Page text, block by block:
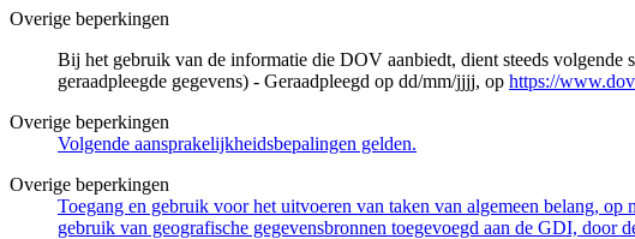
Overige beperkingen
Bij het gebruik van de informatie die DOV aanbiedt, dient steeds volgende
geraadpleegde gegevens) - Geraadpleegd op dd/mm/jjjj, op https://
Overige beperkingen
Volgende aansprakelijkheidsbepalingen gelden.
Overige beperkingen
Toegang en gebruik voor het uitvoeren van taken van algemeen belang,
gebruik van geografische gegevensbronnen toegevoegd aan de GDI, door